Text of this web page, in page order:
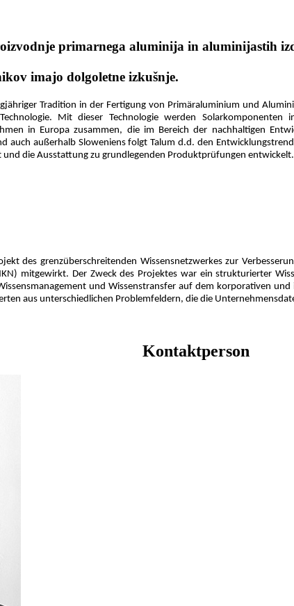
primarnega aluminija in aluminijastih
imajo dolgoletne izkušnje.
Tradition in der Fertigung von Primäraluminium und
Mit dieser Technologie werden
in Europa zusammen, die im Bereich der nachhaltigen
auch außerhalb Sloweniens folgt Talum d.d. den
die Ausstattung zu grundlegenden Produktprüfungen entwickelt.
des grenzüberschreitenden Wissensnetzwerkes zur
mitgewirkt. Der Zweck des Projektes war ein strukturierter
und Wissenstransfer auf dem korporativen
aus unterschiedlichen Problemfeldern, die die
Kontaktperson